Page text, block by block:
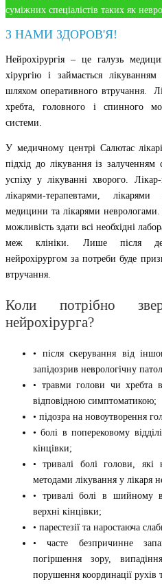
суміжних спеціалістів таких як
З НАМИ ЗДОРОВ'Я!
Нейрохірургія – це галузь
хірургію і займається
шляхом оперативного втручання.
хребта, головного і спинного
системи.
У медичному центрі Салютас
підхід до лікування із залученням
успіху у лікуванні хворого.
лікарями-терапевтами,
медицини та лікарями
можливість здати всі необхідні
меж клініки. Лише після
нейрохірургом за потреби буде
втручання.
Коли потрібно
нейрохірурга?
• після скерування від
запідозрив неврологічну
• травми голови чи хребта
відповідною симптоматикою;
• підозра на новоутворення
• болі в поперековому
кінцівки;
• тривалі болі голови, які
методами лікування у лікаря
• тривалі болі в шийному
верхні кінцівки;
• парестезії та наростаюча
• часте безпричинне
погіршення зору,
порушення координації рухів